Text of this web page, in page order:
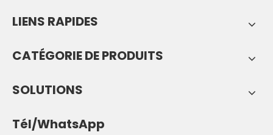
LIENS RAPIDES
CATÉGORIE DE PRODUITS
SOLUTIONS
Tél/WhatsApp